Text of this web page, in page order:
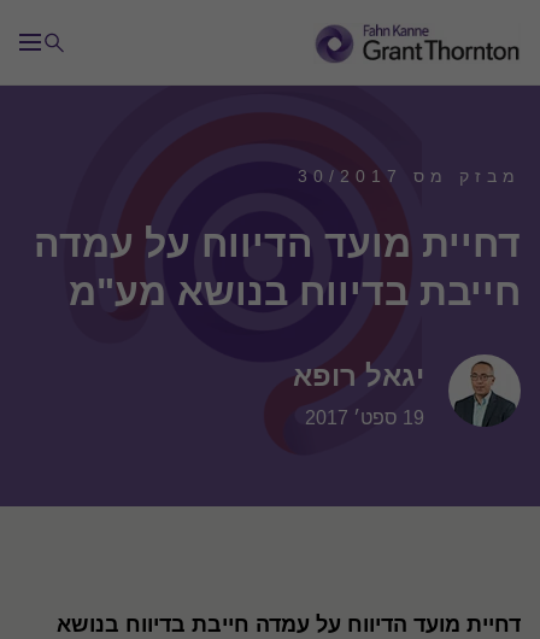
מבזק מס 30/2017
דחיית מועד הדיווח על עמדה
חייבת בדיווח בנושא מע"מ
יגאל רופא
19 ספט׳ 2017
דחיית מועד הדיווח על עמדה חייבת בדיווח בנושא